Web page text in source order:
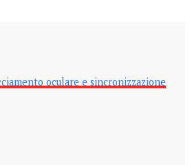
oculare e sincronizzazione